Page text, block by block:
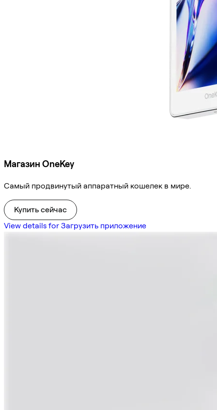
Магазин OneKey
Самый продвинутый аппаратный кошелек в мире.
Купить сейчас
View details for Загрузить приложение